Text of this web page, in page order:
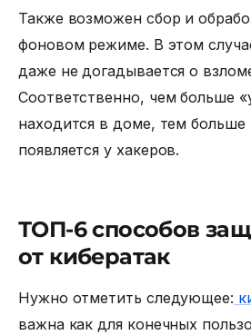
Также возможен сбор и
фоновом режиме. В этом
даже не догадывается о
Соответственно, чем больше
находится в доме, тем
появляется у хакеров.
ТОП-6 способов
от кибератак
Нужно отметить следующее:
важна как для конечных